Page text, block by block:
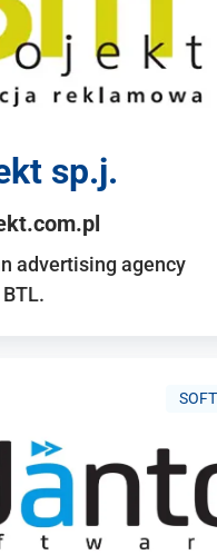
sp.j.
advertising agency